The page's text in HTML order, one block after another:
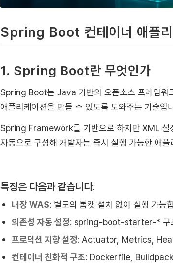
Spring Boot 컨테이너 애플리
1. Spring Boot란 무엇인가
Spring Boot는 Java 기반의 오픈소스 프레임워
애플리케이션을 만들 수 있도록 도와주는 기술입
Spring Framework를 기반으로 하지만 XML
자동으로 구성해 개발자는 즉시 실행 가능한 애
특징은 다음과 같습니다.
내장 WAS: 별도의 톰캣 설치 없이 실행 가
의존성 자동 설정: spring-boot-starter-* 구조
프로덕션 지향 설정: Actuator, Metrics,
컨테이너 친화적 구조: Dockerfile,